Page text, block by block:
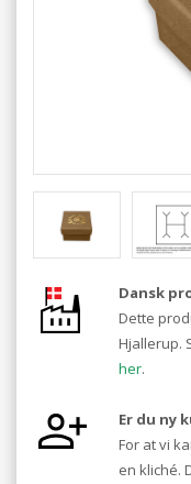
Dansk
Dette
Hjallerup.
her.
Er du ny
For at vi
en kliché.